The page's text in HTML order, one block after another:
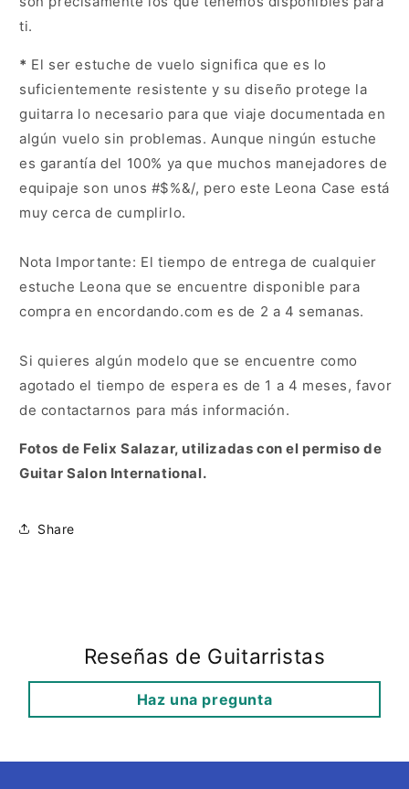
ti.
* El ser estuche de vuelo significa que es lo
suficientemente resistente y su diseño protege la
guitarra lo necesario para que viaje documentada en
algún vuelo sin problemas. Aunque ningún estuche
es garantía del 100% ya que muchos manejadores de
equipaje son unos #$%&/, pero este Leona Case está
muy cerca de cumplirlo.
Nota Importante: El tiempo de entrega de cualquier
estuche Leona que se encuentre disponible para
compra en encordando.com es de 2 a 4 semanas.
Si quieres algún modelo que se encuentre como
agotado el tiempo de espera es de 1 a 4 meses, favor
de contactarnos para más información.
Fotos de Felix Salazar, utilizadas con el permiso de
Guitar Salon International.
Share
Reseñas de Guitarristas
Haz una pregunta